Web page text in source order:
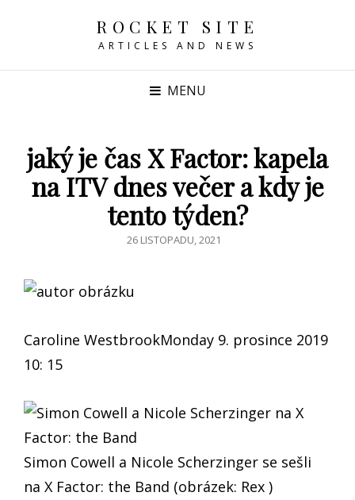
ROCKET SITE
ARTICLES AND NEWS
MENU
jaký je čas X Factor: kapela
na ITV dnes večer a kdy je
tento týden?
POSTED
26 LISTOPADU, 2021
Caroline WestbrookMonday 9. prosince 2019
10: 15
Simon Cowell a Nicole Scherzinger se sešli
na X Factor: the Band (obrázek: Rex )